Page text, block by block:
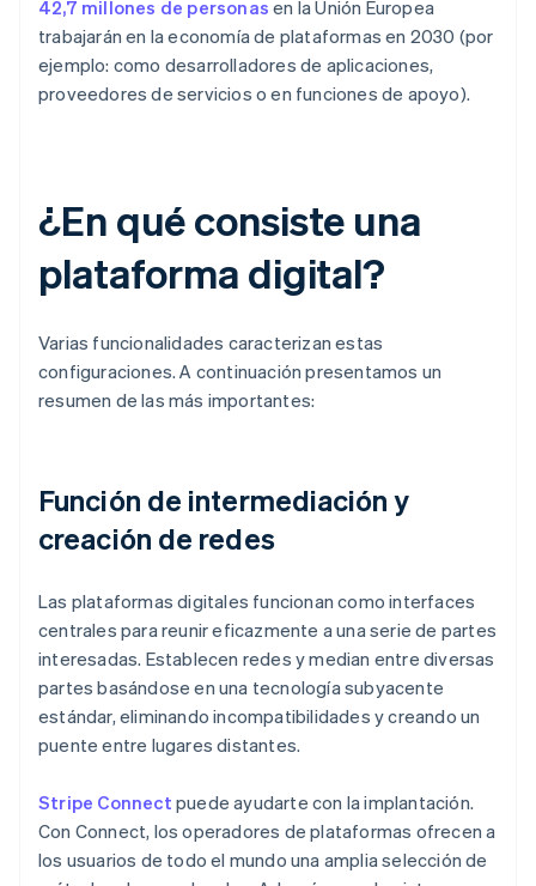
42,7 millones de personas en la Unión Europea
trabajarán en la economía de plataformas en 2030 (por
ejemplo: como desarrolladores de aplicaciones,
proveedores de servicios o en funciones de apoyo).
¿En qué consiste una
plataforma digital?
Varias funcionalidades caracterizan estas
configuraciones. A continuación presentamos un
resumen de las más importantes:
Función de intermediación y
creación de redes
Las plataformas digitales funcionan como interfaces
centrales para reunir eficazmente a una serie de partes
interesadas. Establecen redes y median entre diversas
partes basándose en una tecnología subyacente
estándar, eliminando incompatibilidades y creando un
puente entre lugares distantes.
Stripe Connect puede ayudarte con la implantación.
Con Connect, los operadores de plataformas ofrecen a
los usuarios de todo el mundo una amplia selección de